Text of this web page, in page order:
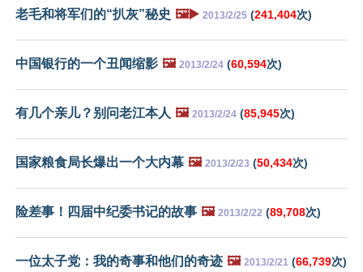
老毛和将军们的“扒灰”秘史 🖼️▶️ 2013/2/25 (241,404次)
中国银行的一个丑闻缩影 🖼️ 2013/2/24 (60,594次)
有几个亲儿？别问老江本人 🖼️ 2013/2/24 (85,945次)
国家粮食局长爆出一个大内幕 🖼️ 2013/2/23 (50,434次)
险差事！四届中纪委书记的故事 🖼️ 2013/2/22 (89,708次)
一位太子党：我的奇事和他们的奇迹 🖼️ 2013/2/21 (66,739次)